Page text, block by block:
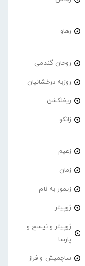
رهاو
روحان گندمی
روزبه درخشانیان
ریفلکشن
زانکو
زعیم
زمان
زیمور به نام
ژوپیتر
ژوپیتر و نیسح و
پارسا
ساچمیش و فراز